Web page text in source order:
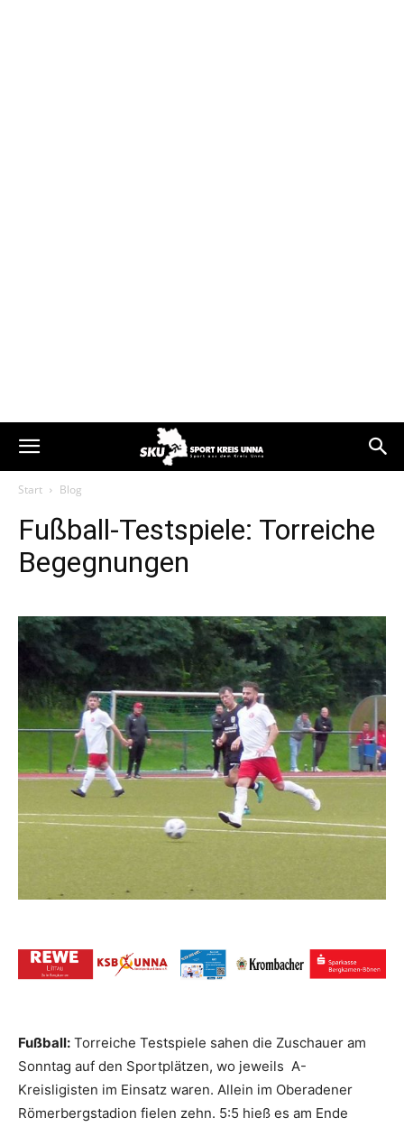
Start Blog
Fußball-Testspiele: Torreiche
Begegnungen
Fußball: Torreiche Testspiele sahen die Zuschauer am
Sonntag auf den Sportplätzen, wo jeweils A-
Kreisligisten im Einsatz waren. Allein im Oberadener
Römerbergstadion fielen zehn. 5:5 hieß es am Ende